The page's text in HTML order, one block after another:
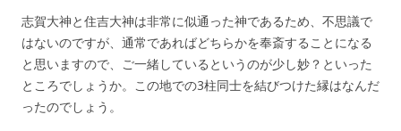
志賀大神と住吉大神は非常に似通った神であるため、不思議で
はないのですが、通常であればどちらかを奉斎することになる
と思いますので、ご一緒しているというのが少し妙？といった
ところでしょうか。この地での3柱同士を結びつけた縁はなんだ
ったのでしょう。